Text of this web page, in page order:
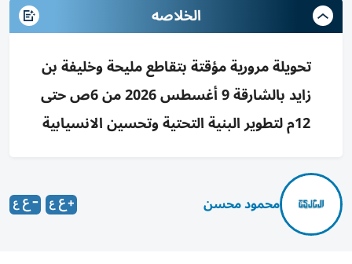
الخلاصه
تحويلة مرورية مؤقتة بتقاطع مليحة وخليفة بن
زايد بالشارقة 9 أغسطس 2026 من 6ص حتى
12م لتطوير البنية التحتية وتحسين الانسيابية
محمود محسن